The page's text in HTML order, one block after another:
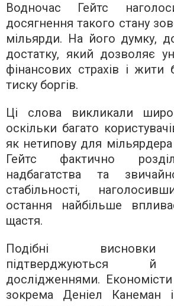
Водночас Гейтс
досягнення такого стану
мільярди. На його думку,
достатку, який дозволяє
фінансових страхів і жити
тиску боргів.
Ці слова викликали
оскільки багато
як нетипову для
Гейтс фактично
надбагатства та
стабільності,
остання найбільше
щастя.
Подібні
підтверджуються й
дослідженнями.
зокрема Деніел Канеман